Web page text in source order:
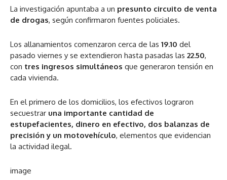
La investigación apuntaba a un presunto circuito de venta
de drogas, según confirmaron fuentes policiales.
Los allanamientos comenzaron cerca de las 19.10 del
pasado viernes y se extendieron hasta pasadas las 22.50,
con tres ingresos simultáneos que generaron tensión en
cada vivienda.
En el primero de los domicilios, los efectivos lograron
secuestrar una importante cantidad de
estupefacientes, dinero en efectivo, dos balanzas de
precisión y un motovehículo, elementos que evidencian
la actividad ilegal.
image